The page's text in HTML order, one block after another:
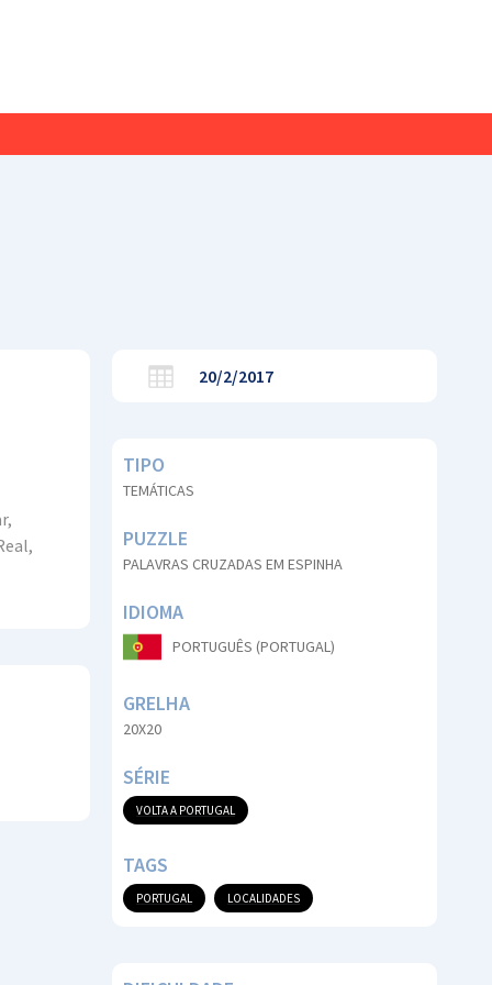
20/2/2017
TIPO
TEMÁTICAS
PUZZLE
PALAVRAS CRUZADAS EM ESPINHA
IDIOMA
PORTUGUÊS (PORTUGAL)
GRELHA
20X20
SÉRIE
VOLTA A PORTUGAL
TAGS
PORTUGAL LOCALIDADES